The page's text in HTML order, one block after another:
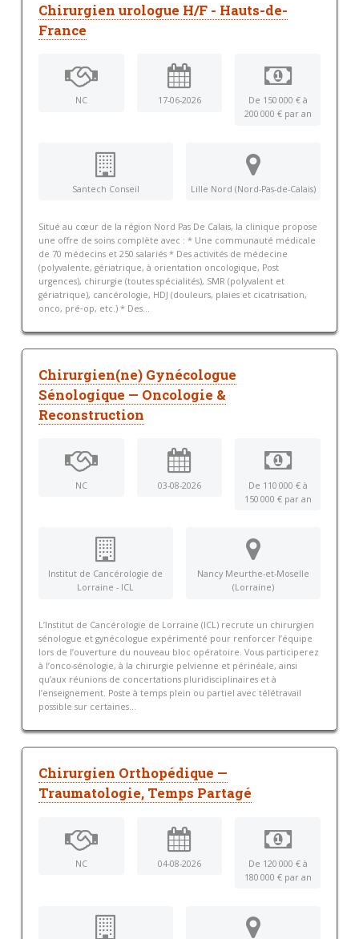
Chirurgien urologue H/F - Hauts-de-
France
NC 17-06-2026
De 150 000 € à
200 000 € par an
Santech Conseil Lille Nord (Nord-Pas-de-Calais)
Situé au cœur de la région Nord Pas De Calais, la clinique propose
une offre de soins complète avec : * Une communauté médicale
de 70 médecins et 250 salariés * Des activités de médecine
(polyvalente, gériatrique, à orientation oncologique, Post
urgences), chirurgie (toutes spécialités), SMR (polyvalent et
gériatrique), cancérologie, HDJ (douleurs, plaies et cicatrisation,
onco, pré‑op, etc.) * Des...
Chirurgien(ne) Gynécologue
Sénologique — Oncologie &
Reconstruction
NC 03-08-2026
De 110 000 € à
150 000 € par an
Institut de Cancérologie de
Lorraine - ICL
Nancy Meurthe-et-Moselle
(Lorraine)
L’Institut de Cancérologie de Lorraine (ICL) recrute un chirurgien
sénologue et gynécologue expérimenté pour renforcer l’équipe
lors de l’ouverture du nouveau bloc opératoire. Vous participerez
à l’onco-sénologie, à la chirurgie pelvienne et périnéale, ainsi
qu’aux réunions de concertations pluridisciplinaires et à
l’enseignement. Poste à temps plein ou partiel avec télétravail
possible sur certaines...
Chirurgien Orthopédique —
Traumatologie, Temps Partagé
NC 04-08-2026
De 120 000 € à
180 000 € par an